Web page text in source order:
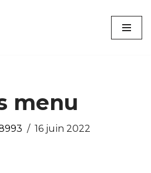
menu
16 juin 2022